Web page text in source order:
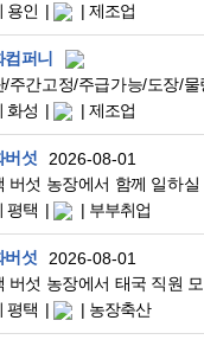
용인
제조업
퍼니
화성
제조업
버섯
2026-08-01
평택
부부취업
버섯
2026-08-01
평택
농장축산